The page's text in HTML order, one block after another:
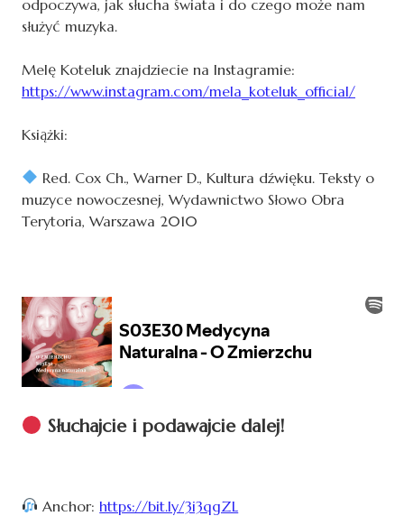
odpoczywa, jak słucha świata i do czego może nam
służyć muzyka.
Melę Koteluk znajdziecie na Instagramie:
https://www.instagram.com/mela_koteluk_official/
Książki:
Red. Cox Ch., Warner D., Kultura dźwięku. Teksty o
muzyce nowoczesnej, Wydawnictwo Słowo Obra
Terytoria, Warszawa 2010
Słuchajcie i podawajcie dalej!
Anchor: https://bit.ly/3i3qgZL